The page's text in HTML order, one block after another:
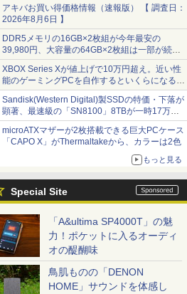
アキバお買い得価格情報（速報版） 【 調査日：
2026年8月6日 】
DDR5メモリの16GB×2枚組が今年最安の
39,980円、大容量の64GB×2枚組は一部が続騰
[8月前半のメモリ価格]
XBOX Series Xが値上げで10万円超え。近い性
能のゲーミングPCを自作するといくらになる？
【石田賀津男の『酒の肴にPCゲーム』】
Sandisk(Western Digital)製SSDの特価・下落が
顕著、最速級の「SN8100」8TBが一時17万円
割れ [8月前半のSSD価格]
microATXマザーが2枚搭載できる巨大PCケース
「CAPO X」がThermaltakeから、カラーは2色
もっと見る
Special Site
「A&ultima SP4000T」の魅
力！ポケットに入るオーディ
オの醍醐味
鳥肌ものの「DENON
HOME」サウンドを体感し